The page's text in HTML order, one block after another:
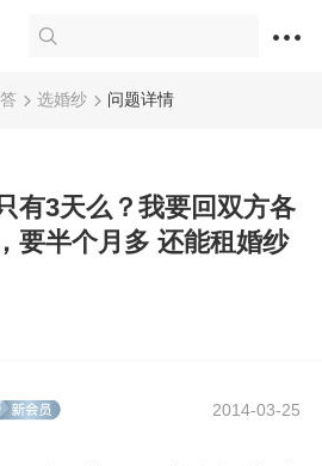
选婚纱 问题详情
有3天么？我要回双方各
要半个月多 还能租婚纱
2014-03-25